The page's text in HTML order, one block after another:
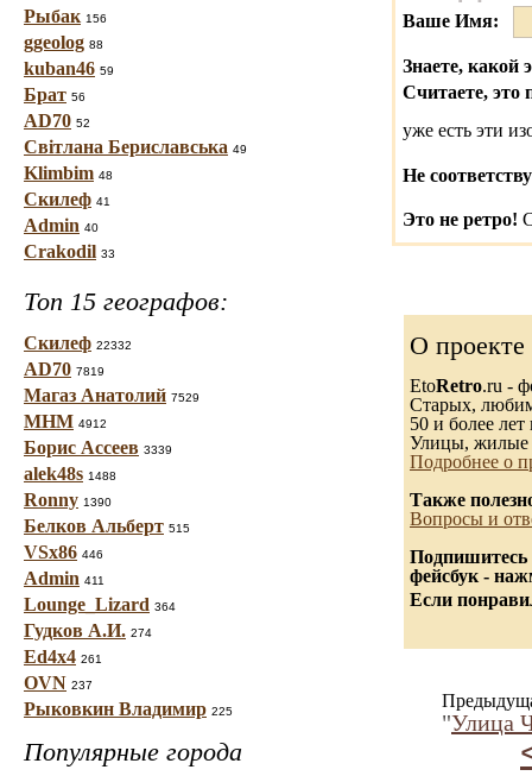
Рыбак 156
ggeolog 88
kuban46 59
Брат 56
AD70 52
Світлана Бериславська 49
Klimbim 48
Скилеф 41
Admin 40
Crakodil 33
Топ 15 географов:
Скилеф 22332
AD70 7819
Магаз Анатолий 7529
МНМ 4912
Борис Ассеев 3339
alek48s 1488
Ronny 1390
Белков Альберт 515
VSx86 446
Admin 411
Lounge_Lizard 364
Гудков А.И. 274
Ed4x4 261
OVN 237
Рыковкин Владимир 225
Популярные города
Ваше Имя:
Знаете, какой
Считаете, это
уже есть эти
Не
Это не ретро!
О проекте
EtoRetro.ru -
Старых,
50 и более лет
Улицы, жилые
Подробнее о
Также
Вопросы и
Подпишитесь
фейсбук -
Если
"Улица